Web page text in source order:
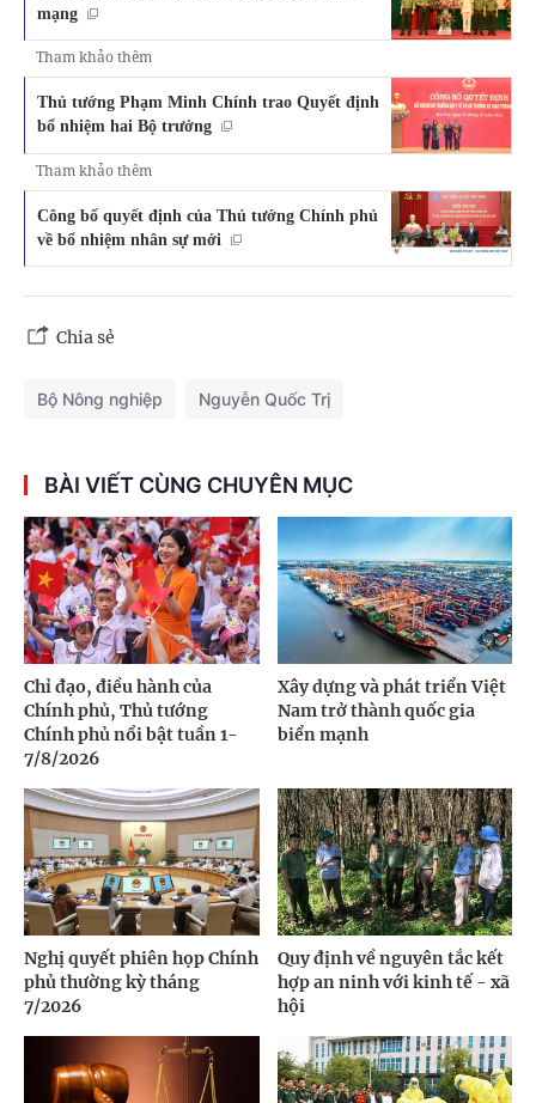
mạng
Tham khảo thêm
Thủ tướng Phạm Minh Chính trao Quyết định
bổ nhiệm hai Bộ trưởng
Tham khảo thêm
Công bố quyết định của Thủ tướng Chính phủ
về bổ nhiệm nhân sự mới
Chia sẻ
Bộ Nông nghiệp Nguyễn Quốc Trị
BÀI VIẾT CÙNG CHUYÊN MỤC
Chỉ đạo, điều hành của
Chính phủ, Thủ tướng
Chính phủ nổi bật tuần 1-
7/8/2026
Xây dựng và phát triển Việt
Nam trở thành quốc gia
biển mạnh
Nghị quyết phiên họp Chính
phủ thường kỳ tháng
7/2026
Quy định về nguyên tắc kết
hợp an ninh với kinh tế - xã
hội